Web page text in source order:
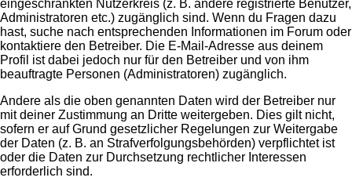
eingeschränkten Nutzerkreis (z. B. andere registrierte Benutzer,
Administratoren etc.) zugänglich sind. Wenn du Fragen dazu
hast, suche nach entsprechenden Informationen im Forum oder
kontaktiere den Betreiber. Die E-Mail-Adresse aus deinem
Profil ist dabei jedoch nur für den Betreiber und von ihm
beauftragte Personen (Administratoren) zugänglich.
Andere als die oben genannten Daten wird der Betreiber nur
mit deiner Zustimmung an Dritte weitergeben. Dies gilt nicht,
sofern er auf Grund gesetzlicher Regelungen zur Weitergabe
der Daten (z. B. an Strafverfolgungsbehörden) verpflichtet ist
oder die Daten zur Durchsetzung rechtlicher Interessen
erforderlich sind.